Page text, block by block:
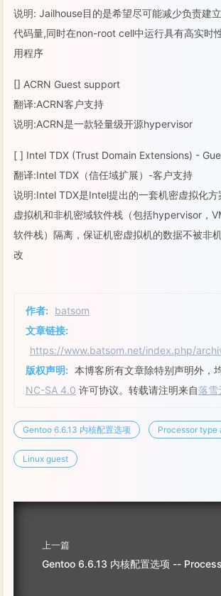
说明: Jailhouse目的是希望尽可能减少负责建
代码量,同时在non-root cell中运行具有高实时
用程序
[] ACRN Guest support
翻译:ACRN客户支持
说明:ACRN是一款轻量级开源hypervisor
[ ] Intel TDX (Trust Domain Extensions) -
翻译:Intel TDX（信任域扩展）-客户支持
说明:Intel TDX是Intel提出的一套机密虚拟化
虚拟机和非机密域软件栈（包括hypervisor，
软件栈）隔离，保证机密虚拟机的数据不被非
改
作者: batsom
文章链接:
https://www.batsom.net/index.php/
版权声明: 本博客所有文章除特别声明外，
NC-SA 4.0 许可协议。转载请注明来自落雪
Gentoo 6.6.13 内核配置选项 Processor type
Linux guest
上一篇